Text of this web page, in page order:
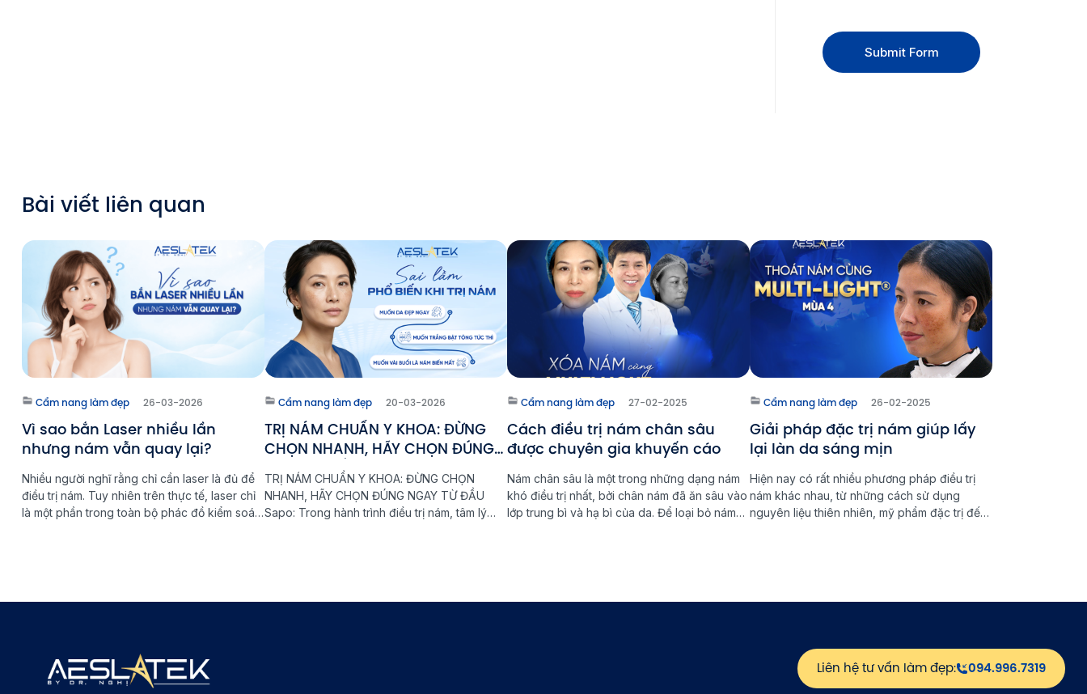
Submit Form
Bài viết liên quan
Cẩm nang làm đẹp 26-03-2026
Vì sao bắn Laser nhiều lần
nhưng nám vẫn quay lại?
Nhiều người nghĩ rằng chỉ cần laser là đủ để
điều trị nám. Tuy nhiên trên thực tế, laser chỉ
là một phần trong toàn bộ phác đồ kiểm soát
Cẩm nang làm đẹp 20-03-2026
TRỊ NÁM CHUẨN Y KHOA: ĐỪNG
CHỌN NHANH, HÃY CHỌN ĐÚNG
NGAY TỪ ĐẦU
TRỊ NÁM CHUẨN Y KHOA: ĐỪNG CHỌN
NHANH, HÃY CHỌN ĐÚNG NGAY TỪ ĐẦU
Sapo: Trong hành trình điều trị nám, tâm lý
Cẩm nang làm đẹp 27-02-2025
Cách điều trị nám chân sâu
được chuyên gia khuyến cáo
Nám chân sâu là một trong những dạng nám
khó điều trị nhất, bởi chân nám đã ăn sâu vào
lớp trung bì và hạ bì của da. Để loại bỏ nám
Cẩm nang làm đẹp 26-02-2025
Giải pháp đặc trị nám giúp lấy
lại làn da sáng mịn
Hiện nay có rất nhiều phương pháp điều trị
nám khác nhau, từ những cách sử dụng
nguyên liệu thiên nhiên, mỹ phẩm đặc trị đến
Liên hệ tư vấn làm đẹp: 094.996.7319